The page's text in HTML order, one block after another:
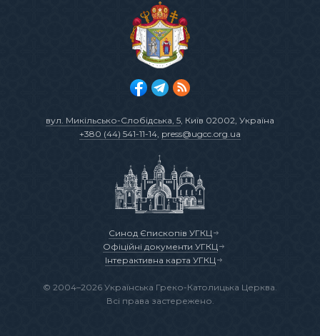
вул. Микільсько-Слобідська, 5, Київ 02002, Україна
+380 (44) 541-11-14, press@ugcc.org.ua
Синод Єпископів УГКЦ
Офіційні документи УГКЦ
Інтерактивна карта УГКЦ
© 2004–2026 Українська Греко-Католицька Церква.
Всі права застережено.